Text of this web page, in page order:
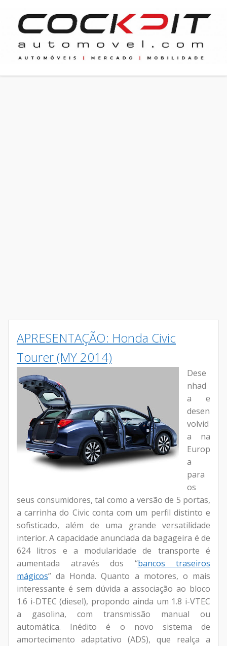
APRESENTAÇÃO: Honda Civic
Tourer (MY 2014)
Dese
nhad
a e
desen
volvid
a na
Europ
a
para
os
seus consumidores, tal como a versão de 5 portas,
a carrinha do Civic conta com um perfil distinto e
sofisticado, além de uma grande versatilidade
interior. A capacidade anunciada da bagageira é de
624 litros e a modularidade de transporte é
aumentada através dos “bancos traseiros
mágicos” da Honda. Quanto a motores, o mais
interessante é sem dúvida a associação ao bloco
1.6 i-DTEC (diesel), propondo ainda um 1.8 i-VTEC
a gasolina, com transmissão manual ou
automática. Inédito é o novo sistema de
amortecimento adaptativo (ADS), que realça a